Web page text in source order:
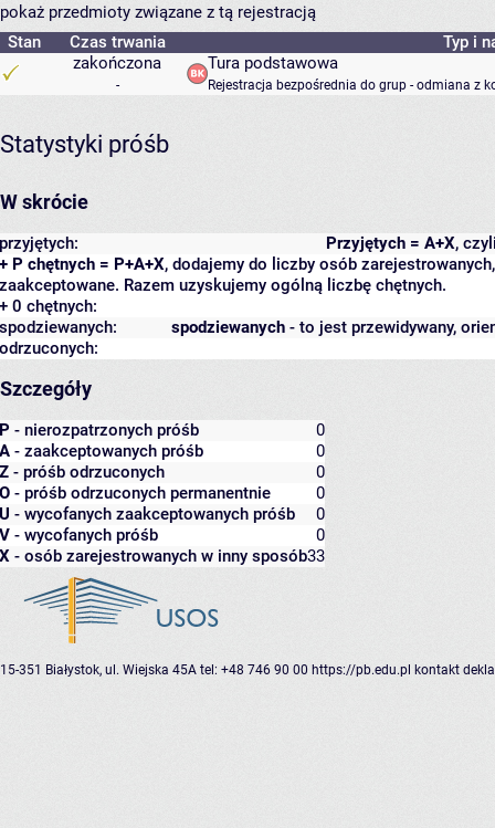
pokaż przedmioty związane z tą rejestracją
Stan
Czas trwania
Typ i
zakończona
-
Tura podstawowa
Rejestracja bezpośrednia do grup - odmiana z
Statystyki próśb
W skrócie
Przyjętych = A+X,
przyjętych:
+ P chętnych = P+A+X, dodajemy do liczby osób
zaakceptowane. Razem uzyskujemy ogólną liczbę chętnych.
+ 0 chętnych:
spodziewanych - to jest przewidywany,
spodziewanych:
odrzuconych:
Szczegóły
P - nierozpatrzonych próśb
0
A - zaakceptowanych próśb
0
Z - próśb odrzuconych
0
O - próśb odrzuconych permanentnie
0
U - wycofanych zaakceptowanych próśb
0
V - wycofanych próśb
0
X - osób zarejestrowanych w inny sposób33
15-351 Białystok, ul. Wiejska 45A tel: +48 746 90 00 https://pb.edu.pl kontakt